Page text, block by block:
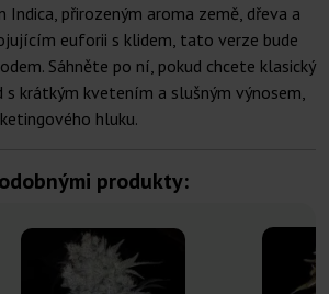
Indica, přirozeným aroma země, dřeva a
euforii s klidem, tato verze bude
Sáhněte po ní, pokud chcete klasický
s krátkým kvetením a slušným výnosem,
hluku.
produkty: